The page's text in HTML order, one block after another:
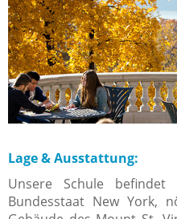
Lage & Ausstattung:
Unsere Schule
Bundesstaat New York,